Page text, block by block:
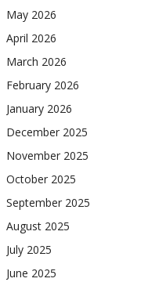
May 2026
April 2026
March 2026
February 2026
January 2026
December 2025
November 2025
October 2025
September 2025
August 2025
July 2025
June 2025